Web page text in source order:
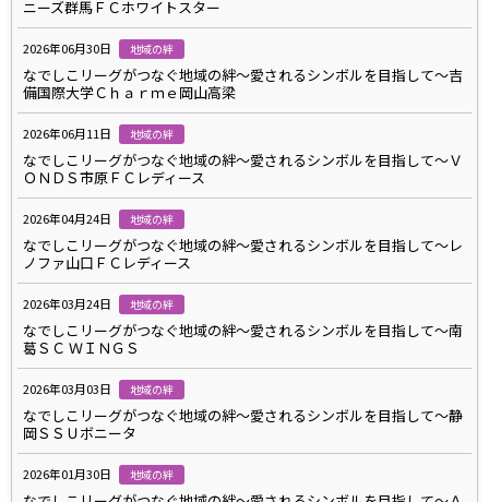
ニーズ群馬ＦＣホワイトスター
2026年06月30日 地域の絆
なでしこリーグがつなぐ地域の絆～愛されるシンボルを目指して～吉
備国際大学Ｃｈａｒｍｅ岡山高梁
2026年06月11日 地域の絆
なでしこリーグがつなぐ地域の絆～愛されるシンボルを目指して～Ｖ
ＯＮＤＳ市原ＦＣレディース
2026年04月24日 地域の絆
なでしこリーグがつなぐ地域の絆～愛されるシンボルを目指して～レ
ノファ山口ＦＣレディース
2026年03月24日 地域の絆
なでしこリーグがつなぐ地域の絆～愛されるシンボルを目指して～南
葛ＳＣ ＷＩＮＧＳ
2026年03月03日 地域の絆
なでしこリーグがつなぐ地域の絆～愛されるシンボルを目指して～静
岡ＳＳＵボニータ
2026年01月30日 地域の絆